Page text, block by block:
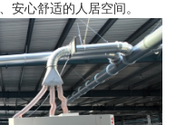
安心舒适的人居空间。